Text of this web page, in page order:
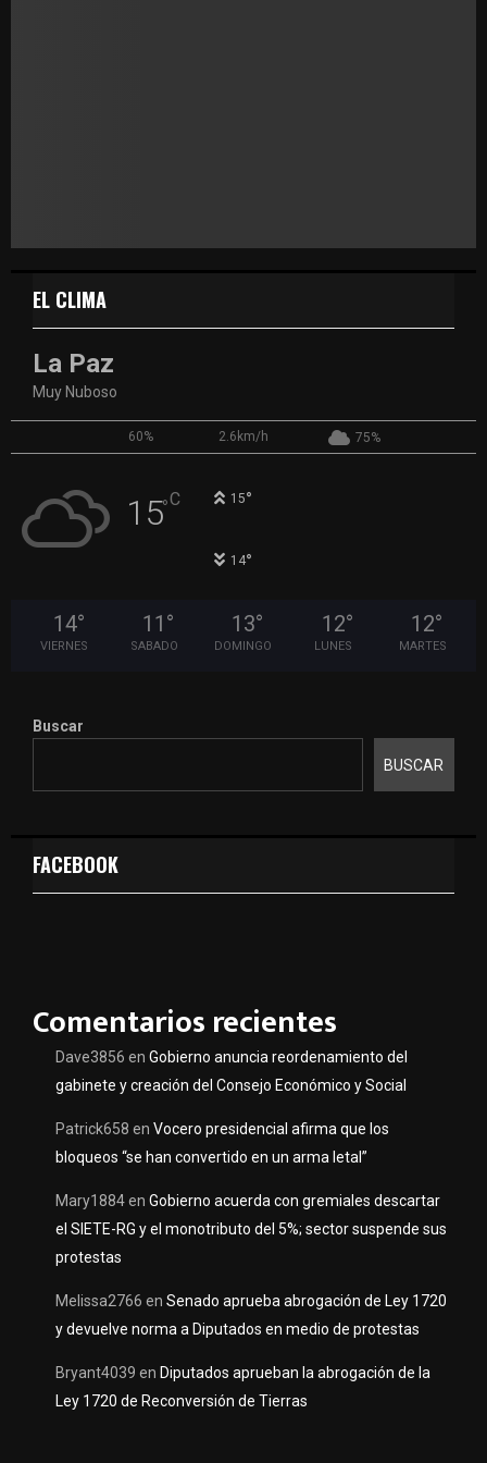
EL CLIMA
La Paz
Muy Nuboso
60% 2.6km/h 75%
15°C 15°
14°
14°
VIERNES
11 °
SABADO
13°
DOMINGO
12°
LUNES
12°
MARTES
Buscar
BUSCAR
FACEBOOK
Comentarios recientes
Dave3856 en Gobierno anuncia reordenamiento del
gabinete y creación del Consejo Económico y Social
Patrick658 en Vocero presidencial afirma que los
bloqueos “se han convertido en un arma letal”
Mary1884en Gobierno acuerda con gremiales descartar
el SIETE-RG y el monotributo del 5%; sector suspende sus
protestas
Melissa2766 en Senado aprueba abrogación de Ley 1720
y devuelve norma a Diputados en medio de protestas
Bryant4039 en Diputados aprueban la abrogación de la
Ley 1720 de Reconversión de Tierras